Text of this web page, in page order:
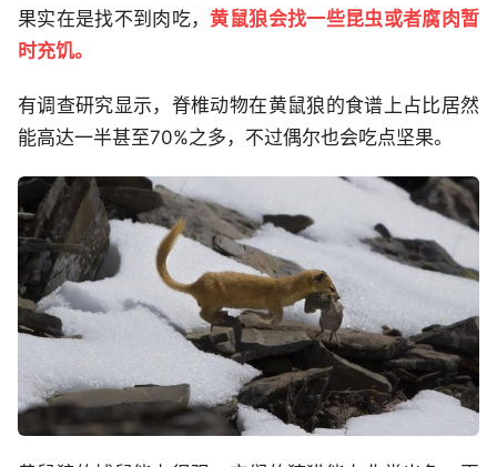
果实在是找不到肉吃， 黄鼠狼会找一些昆虫或者腐肉暂
时充饥。
有调查研究显示，脊椎动物在黄鼠狼的食谱上占比居然
能高达一半甚至70%之多，不过偶尔也会吃点坚果。